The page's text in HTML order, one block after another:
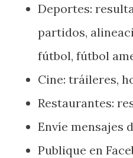
Deportes:
partidos,
fútbol, fútbol
Cine: tráileres,
Restaurantes:
Envíe mensajes
Publique en